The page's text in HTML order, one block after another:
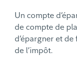
Un compte
de compte de
d’épargner et
de l’impôt.